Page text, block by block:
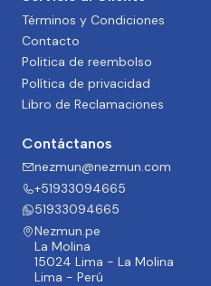
Términos y Condiciones
Contacto
Politica de reembolso
Política de privacidad
Libro de Reclamaciones
Contáctanos
nezmun@nezmun.com
+51933094665
51933094665
Nezmun.pe
La Molina
15024 Lima - La Molina
Lima - Perú